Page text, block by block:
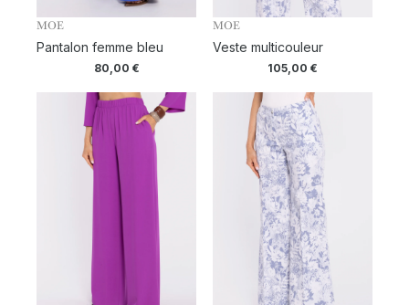
MOE
Pantalon femme bleu
80,00 €
MOE
Veste multicouleur
105,00 €